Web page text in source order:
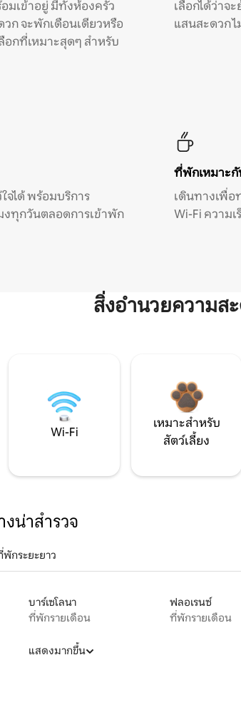
มเข้าอยู่ มีทั้งห้องครัว
ก จะพักเดือนเดียวหรือ
อกที่เหมาะสุดๆ สำหรับ
เลือกได้ว่าจ
แสนสะดวก
จได้ พร้อมบริการ
งทุกวันตลอดการเข้าพัก
ที่พักเหมาะ
เดินทางเพื่อ
Wi-Fi ความ
สิ่งอำนวยความ
Wi-Fi
เหมาะสำหรับ
สัตว์เลี้ยง
น่าสำรวจ
กระยะยาว
บาร์เซโลนา
ที่พักรายเดือน
ฟลอเรนซ์
ที่พักรายเดือน
แสดงมากขึ้น